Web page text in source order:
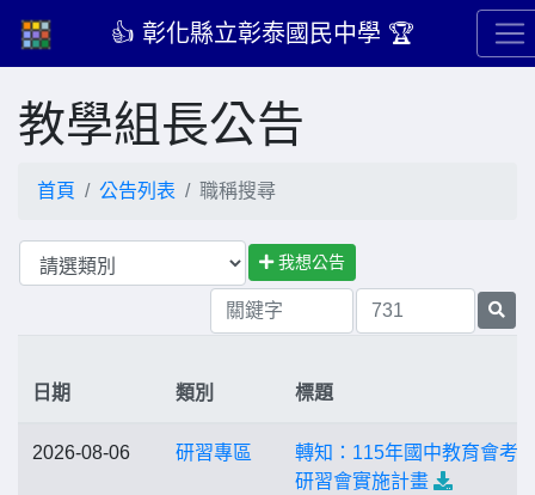
👍 彰化縣立彰泰國民中學 🏆
教學組長公告
首頁 公告列表 職稱搜尋
我想公告
日期 類別 標題
2026-08-06 研習專區
轉知：115年國中教育會考
研習會實施計畫